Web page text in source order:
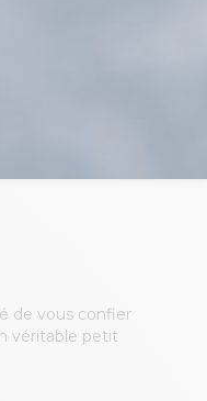
de vous confier
véritable petit